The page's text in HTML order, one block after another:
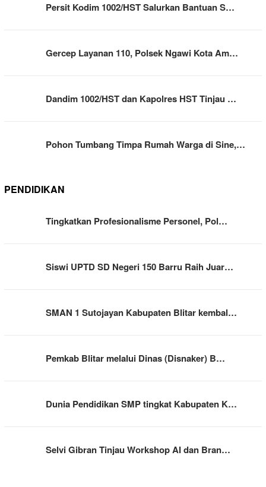
Persit Kodim 1002/HST Salurkan Bantuan S…
Gercep Layanan 110, Polsek Ngawi Kota Am…
Dandim 1002/HST dan Kapolres HST Tinjau …
Pohon Tumbang Timpa Rumah Warga di Sine,…
PENDIDIKAN
Tingkatkan Profesionalisme Personel, Pol…
Siswi UPTD SD Negeri 150 Barru Raih Juar…
SMAN 1 Sutojayan Kabupaten Blitar kembal…
Pemkab Blitar melalui Dinas (Disnaker) B…
Dunia Pendidikan SMP tingkat Kabupaten K…
Selvi Gibran Tinjau Workshop AI dan Bran…